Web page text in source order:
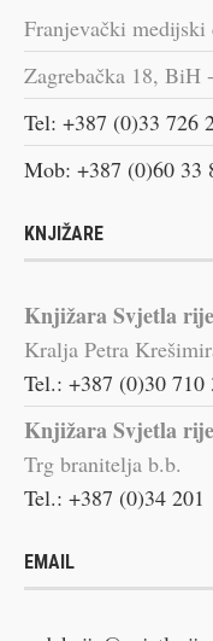
Franjevački
Zagrebačka 18, BiH
Tel: +387 (0)33 726
Mob: +387 (0)60 33
KNJIŽARE
Knjižara Svjetla
Kralja Petra
Tel.: +387 (0)30 710
Knjižara Svjetla
Trg branitelja b.b.
Tel.: +387 (0)34 201
EMAIL